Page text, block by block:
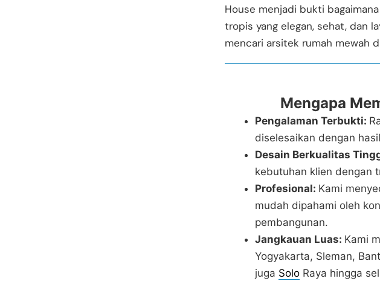
House menjadi bukti
tropis yang elegan, sehat, dan
mencari arsitek rumah mewah
Mengapa
Pengalaman Terbukti:
diselesaikan dengan
Desain Berkualitas
kebutuhan klien dengan
Profesional: Kami
mudah dipahami oleh
pembangunan.
Jangkauan Luas: Kami
Yogyakarta, Sleman,
juga Solo Raya hingga